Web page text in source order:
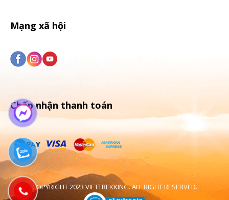
Mạng xã hội
Chấp nhận thanh toán
COPYRIGHT 2023 VIETTREKKING. ALL RIGHT RESERVED.